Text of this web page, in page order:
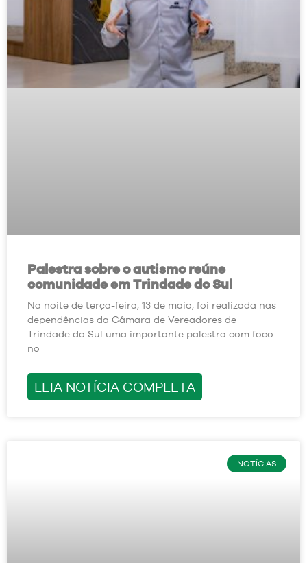
Palestra sobre o autismo reúne
comunidade em Trindade do Sul
Na noite de terça-feira, 13 de maio, foi realizada nas
dependências da Câmara de Vereadores de
Trindade do Sul uma importante palestra com foco
no
LEIA NOTÍCIA COMPLETA
NOTÍCIAS